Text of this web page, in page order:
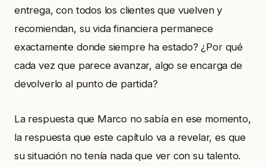
entrega, con todos los clientes que vuelven y
recomiendan, su vida financiera permanece
exactamente donde siempre ha estado? ¿Por qué
cada vez que parece avanzar, algo se encarga de
devolverlo al punto de partida?
La respuesta que Marco no sabía en ese momento,
la respuesta que este capítulo va a revelar, es que
su situación no tenía nada que ver con su talento.